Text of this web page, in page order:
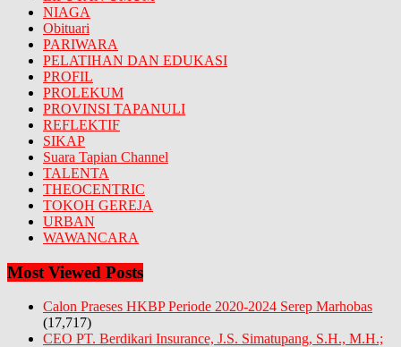
NIAGA
Obituari
PARIWARA
PELATIHAN DAN EDUKASI
PROFIL
PROLEKUM
PROVINSI TAPANULI
REFLEKTIF
SIKAP
Suara Tapian Channel
TALENTA
THEOCENTRIC
TOKOH GEREJA
URBAN
WAWANCARA
Most Viewed Posts
Calon Praeses HKBP Periode 2020-2024 Serep Marhobas
(17,717)
CEO PT. Berdikari Insurance, J.S. Simatupang, S.H., M.H.;